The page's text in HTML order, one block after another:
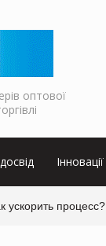
оптової
Інновації
процесс?